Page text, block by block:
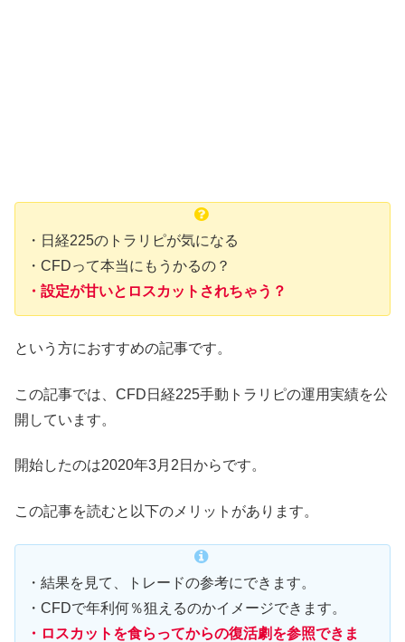
・日経225のトラリピが気になる
・CFDって本当にもうかるの？
・設定が甘いとロスカットされちゃう？
という方におすすめの記事です。
この記事では、CFD日経225手動トラリピの運用実績を公
開しています。
開始したのは2020年3月2日からです。
この記事を読むと以下のメリットがあります。
・結果を見て、トレードの参考にできます。
・CFDで年利何％狙えるのかイメージできます。
・ロスカットを食らってからの復活劇を参照できま